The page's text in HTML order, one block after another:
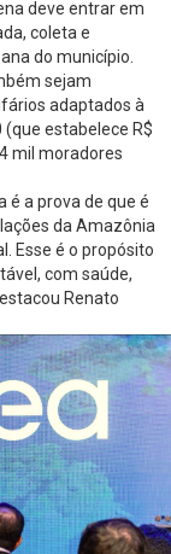
deve entrar em
coleta e
do município.
sejam
adaptados à
estabelece R$
mil moradores
é a prova de que é
da Amazônia
Esse é o propósito
com saúde,
Renato